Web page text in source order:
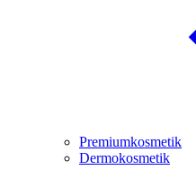
Premiumkosmetik
Dermokosmetik